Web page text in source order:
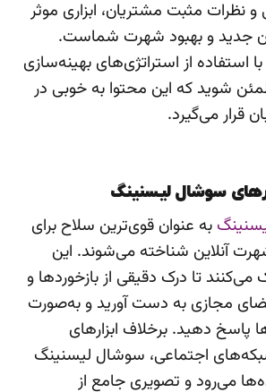
نظرات مثبت مشتریان، ابزاری موثر
جدید و بهبود شهرت شماست.
استفاده از استراتژی‌های بهینه‌سازی
شوید که این محتوا به خوبی در
قرار می‌گیرد.
سوشال لیسنینگ
به عنوان قوی‌ترین سلاح برای
آنلاین شناخته می‌شوند. این
می‌کنند تا درک دقیقی از بازخوردها و
فضای مجازی به دست آورید و به‌صورت
پاسخ دهید. برخلاف ابزارهای
اجتماعی، سوشال لیسنینگ
می‌رود و تصویری جامع از